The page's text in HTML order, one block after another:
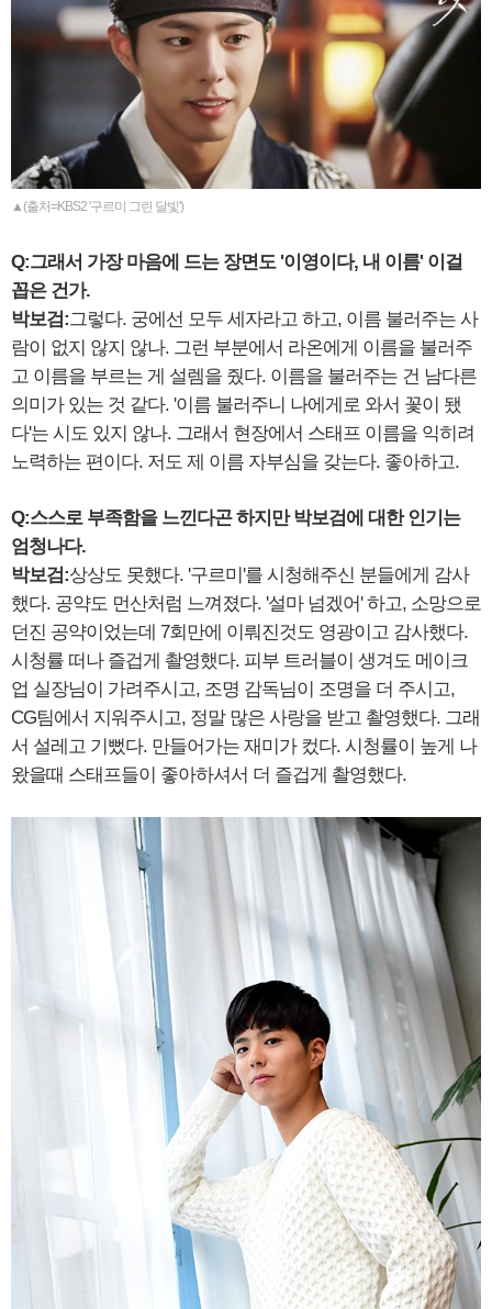
▲(출처=KBS2 '구르미 그린 달빛')
Q:그래서 가장 마음에 드는 장면도 '이영이다, 내 이름' 이걸
꼽은 건가.
박보검:그렇다. 궁에선 모두 세자라고 하고, 이름 불러주는 사
람이 없지 않지 않나. 그런 부분에서 라온에게 이름을 불러주
고 이름을 부르는 게 설렘을 줬다. 이름을 불러주는 건 남다른
의미가 있는 것 같다. '이름 불러주니 나에게로 와서 꽃이 됐
다'는 시도 있지 않나. 그래서 현장에서 스태프 이름을 익히려
노력하는 편이다. 저도 제 이름 자부심을 갖는다. 좋아하고.
Q:스스로 부족함을 느낀다곤 하지만 박보검에 대한 인기는
엄청나다.
박보검:상상도 못했다. '구르미'를 시청해주신 분들에게 감사
했다. 공약도 먼산처럼 느껴졌다. '설마 넘겠어' 하고, 소망으로
던진 공약이었는데 7회만에 이뤄진것도 영광이고 감사했다.
시청률 떠나 즐겁게 촬영했다. 피부 트러블이 생겨도 메이크
업 실장님이 가려주시고, 조명 감독님이 조명을 더 주시고,
CG팀에서 지워주시고, 정말 많은 사랑을 받고 촬영했다. 그래
서 설레고 기뻤다. 만들어가는 재미가 컸다. 시청률이 높게 나
왔을때 스태프들이 좋아하셔서 더 즐겁게 촬영했다.